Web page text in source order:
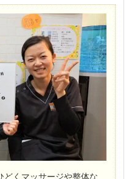
どくマッサージや整体な